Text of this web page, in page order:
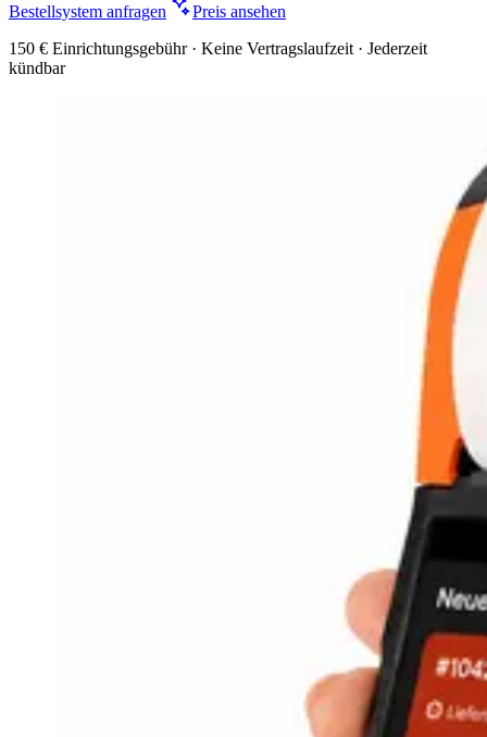
Bestellsystem anfragen
Preis ansehen
150 € Einrichtungsgebühr · Keine Vertragslaufzeit · Jederzeit
kündbar